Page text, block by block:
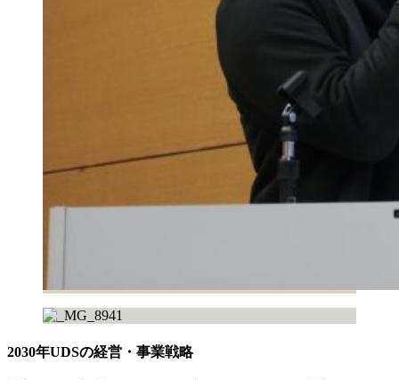
2030年UDSの経営・事業戦略